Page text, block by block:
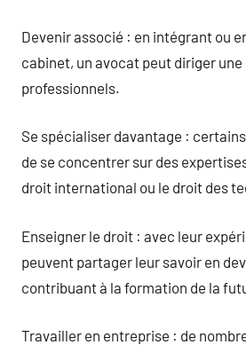
Devenir associé : en intégrant ou
cabinet, un avocat peut diriger une
professionnels.
Se spécialiser davantage :
de se concentrer sur des
droit international ou le droit des
Enseigner le droit : avec leur
peuvent partager leur savoir en
contribuant à la formation de la
Travailler en entreprise : de